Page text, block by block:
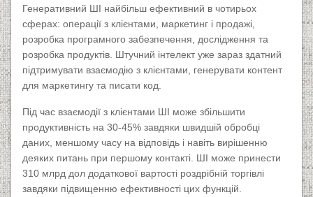
Генеративний ШІ найбільш ефективний в чотирьох
сферах: операції з клієнтами, маркетинг і продажі,
розробка програмного забезпечення, дослідження та
розробка продуктів. Штучний інтелект уже зараз здатний
підтримувати взаємодію з клієнтами, генерувати контент
для маркетингу та писати код.
Під час взаємодії з клієнтами ШІ може збільшити
продуктивність на 30-45% завдяки швидшій обробці
даних, меншому часу на відповідь і навіть вирішенню
деяких питань при першому контакті. ШІ може принести
310 млрд дол додаткової вартості роздрібній торгівлі
завдяки підвищенню ефективності цих функцій.